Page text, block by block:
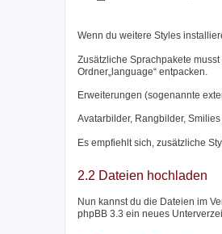
Wenn du weitere Styles
Zusätzliche Sprachpakete
Ordner„language“ entpacken.
Erweiterungen (sogenannte
Avatarbilder, Rangbilder,
Es empfiehlt sich, zusätzliche
2.2 Dateien hochladen
Nun kannst du die Dateien im
phpBB 3.3 ein neues